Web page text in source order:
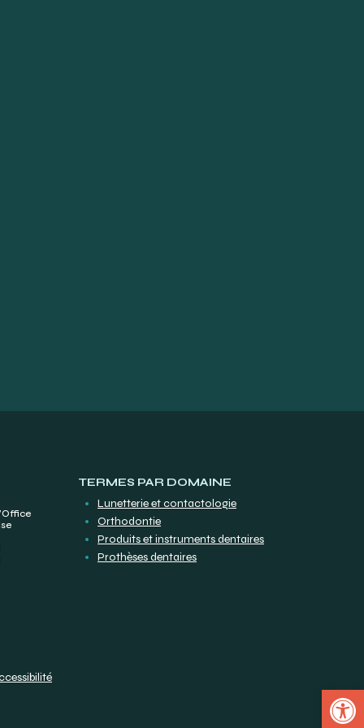
TERMES PAR DOMAINE
Lunetterie et contactologie
Orthodontie
Produits et instruments dentaires
Prothèses dentaires